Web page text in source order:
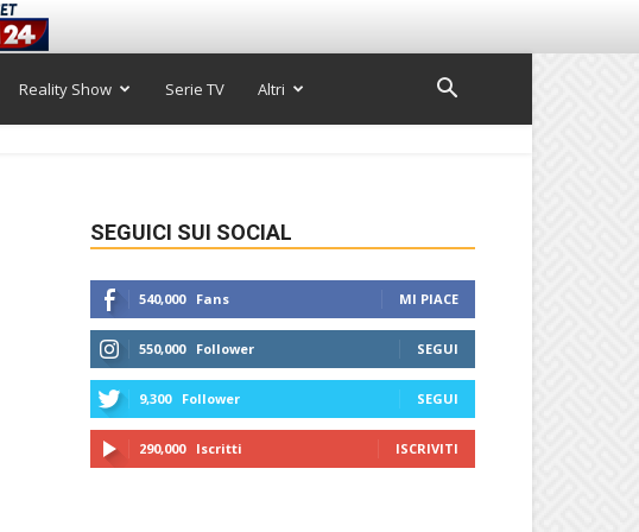
Reality Show Serie TV Altri
SEGUICI SUI SOCIAL
540,000 Fans MI PIACE
550,000 Follower SEGUI
9,300 Follower SEGUI
290,000 Iscritti ISCRIVITI